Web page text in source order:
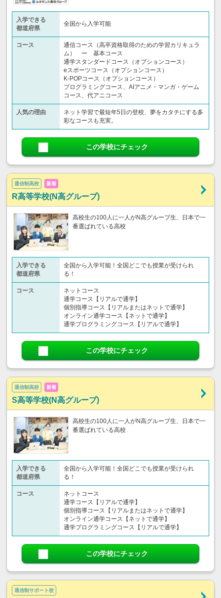
入学できる
都道府県
全国から入学可能
コース
通信コース（高卒資格取得のための学習カリキュラ
ム） ー 基本コース
通学スタンダードコース（オプションコース）
eスポーツコース（オプションコース）
K-POPコース（オプションコース）
プログラミングコース、AIアニメ・マンガ・ゲーム
コース、代アニコース
人気の理由
ネット学習で最短年5日の登校、夢をカタチにする多
彩なコースも充実。
この学校にチェック
通信制高校 新着
R高等学校(N高グループ)
高校生の100人に一人がN高グループ生、日本で一
番選ばれている高校
入学できる
都道府県
全国から入学可能！全国どこでも授業が受けられ
る！
コース
ネットコース
通学コース【リアルで通学】
個別指導コース【リアルまたはネットで通学】
オンライン通学コース【ネットで通学】
通学プログラミングコース【リアルで通学】
この学校にチェック
通信制高校 新着
S高等学校(N高グループ)
高校生の100人に一人がN高グループ生、日本で一
番選ばれている高校
入学できる
都道府県
全国から入学可能！全国どこでも授業が受けられ
る！
コース
ネットコース
通学コース【リアルで通学】
個別指導コース【リアルまたはネットで通学】
オンライン通学コース【ネットで通学】
通学プログラミングコース【リアルで通学】
この学校にチェック
通信制サポート校